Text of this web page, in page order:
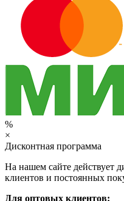
%
×
Дисконтная программа
На нашем сайте действует
клиентов и постоянных
Для оптовых клиентов: